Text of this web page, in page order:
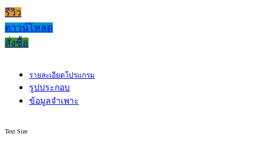
รีวิว
ดาวน์โหลด
สั่งซื้อ
รายละเอียดโปรแกรม
รูปประกอบ
ข้อมูลจำเพาะ
Text Size